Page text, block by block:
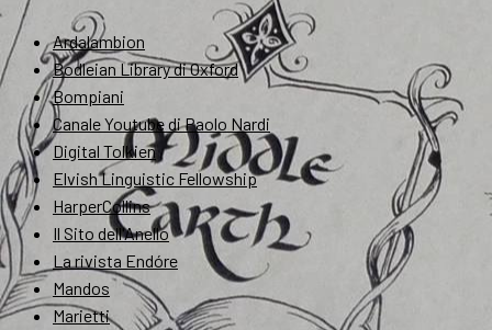
Ardalambion
Bodleian Library di Oxford
Bompiani
Canale Youtube di Paolo Nardi
Digital Tolkien
Elvish Linguistic Fellowship
HarperCollins
Il Sito dell'Anello
La rivista Endóre
Mandos
Marietti